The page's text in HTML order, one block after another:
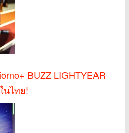
BUZZ LIGHTYEAR
นไทย!